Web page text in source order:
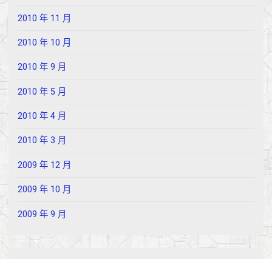
2010 年 11 月
2010 年 10 月
2010 年 9 月
2010 年 5 月
2010 年 4 月
2010 年 3 月
2009 年 12 月
2009 年 10 月
2009 年 9 月